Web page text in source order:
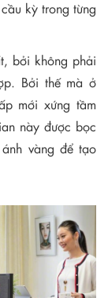
kỳ trong từng
bởi không phải
Bởi thế mà ở
mới xứng tầm
này được bọc
vàng để tạo